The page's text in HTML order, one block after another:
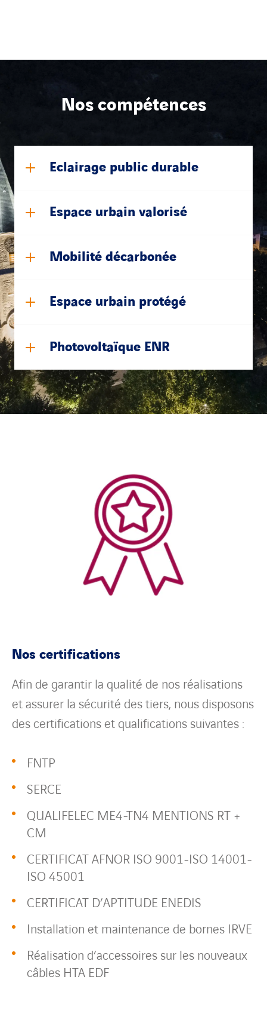
Nos compétences
Eclairage public durable
Espace urbain valorisé
Mobilité décarbonée
Espace urbain protégé
Photovoltaïque ENR
Nos certifications
Afin de garantir la qualité de nos réalisations
et assurer la sécurité des tiers, nous disposons
des certifications et qualifications suivantes :
FNTP
SERCE
QUALIFELEC ME4-TN4 MENTIONS RT +
CM
CERTIFICAT AFNOR ISO 9001-ISO 14001-
ISO 45001
CERTIFICAT D’APTITUDE ENEDIS
Installation et maintenance de bornes IRVE
Réalisation d’accessoires sur les nouveaux
câbles HTA EDF